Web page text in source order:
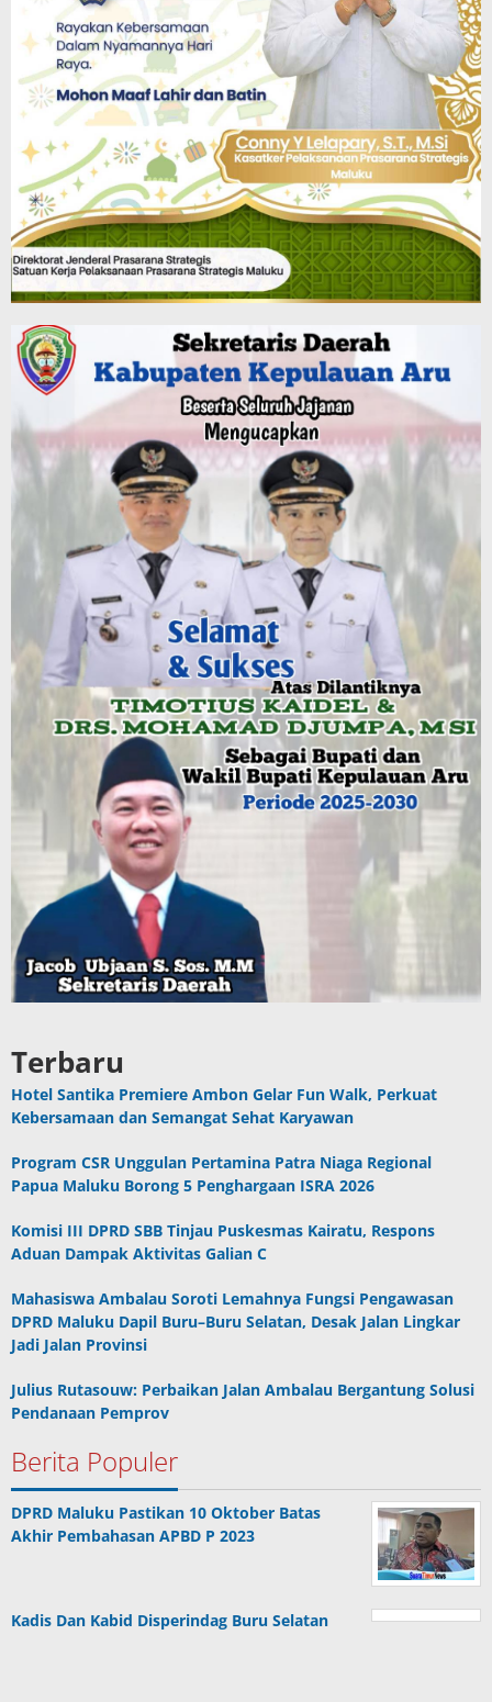
Terbaru
Hotel Santika Premiere Ambon Gelar Fun Walk, Perkuat
Kebersamaan dan Semangat Sehat Karyawan
Program CSR Unggulan Pertamina Patra Niaga Regional
Papua Maluku Borong 5 Penghargaan ISRA 2026
Komisi III DPRD SBB Tinjau Puskesmas Kairatu, Respons
Aduan Dampak Aktivitas Galian C
Mahasiswa Ambalau Soroti Lemahnya Fungsi Pengawasan
DPRD Maluku Dapil Buru–Buru Selatan, Desak Jalan Lingkar
Jadi Jalan Provinsi
Julius Rutasouw: Perbaikan Jalan Ambalau Bergantung Solusi
Pendanaan Pemprov
Berita Populer
DPRD Maluku Pastikan 10 Oktober Batas
Akhir Pembahasan APBD P 2023
Kadis Dan Kabid Disperindag Buru Selatan